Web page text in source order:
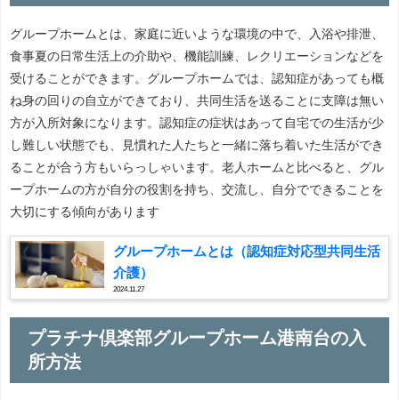
グループホームとは、家庭に近いような環境の中で、入浴や排泄、
食事夏の日常生活上の介助や、機能訓練、レクリエーションなどを
受けることができます。グループホームでは、認知症があっても概
ね身の回りの自立ができており、共同生活を送ることに支障は無い
方が入所対象になります。認知症の症状はあって自宅での生活が少
し難しい状態でも、見慣れた人たちと一緒に落ち着いた生活ができ
ることが合う方もいらっしゃいます。老人ホームと比べると、グル
ープホームの方が自分の役割を持ち、交流し、自分でできることを
大切にする傾向があります
グループホームとは（認知症対応型共同生活
介護）
2024.11.27
プラチナ倶楽部グループホーム港南台の入
所方法